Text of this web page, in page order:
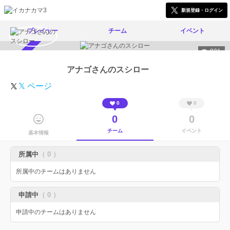
新規登録・ログイン
プレイヤー チーム イベント
931
アナゴさんのスシロー
𝕏 ページ
基本情報
0
0
チーム
0
0
イベント
所属中 （ 0 ）
所属中のチームはありません
申請中 （ 0 ）
申請中のチームはありません